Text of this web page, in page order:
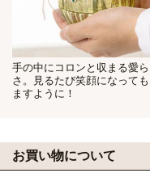
手の中にコロンと収まる愛ら
さ。見るたび笑顔になっても
ますように！
お買い物について